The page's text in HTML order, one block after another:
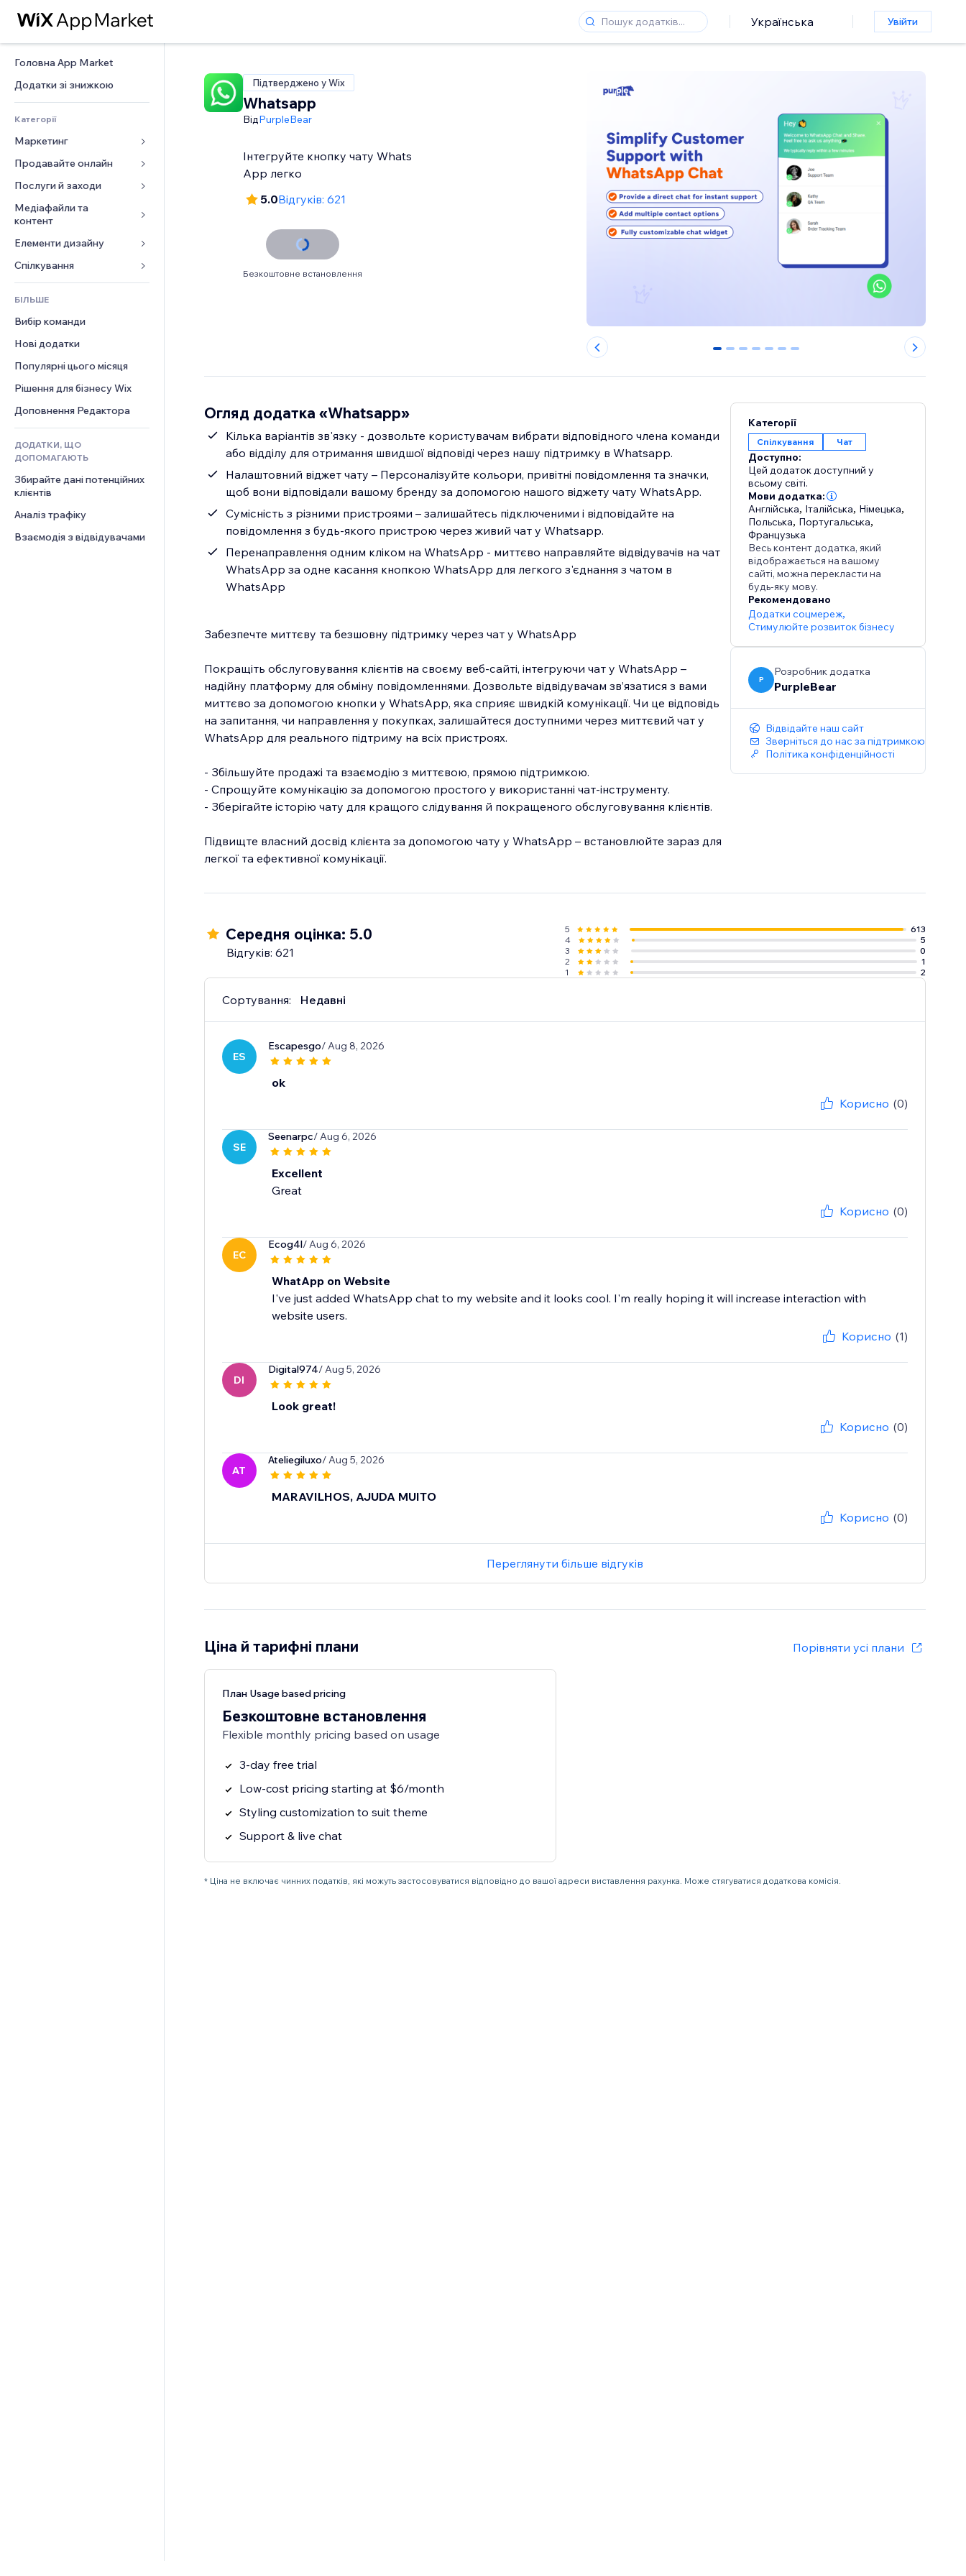
Українська Увійти
Головна App Market
Додатки зі знижкою
Категорії
Маркетинг
Реклама
Мобільний
Аналітика
Соцмережі
SEO
Залучення
Розміщення сайту
Ел. пошта
Конверсія
Продавайте онлайн
Додатки для магазинів
Надсилання та доставка
Кнопки продажу
Онлайн‑курси
Друк на замовлення
Бухгалтерський облік
Купони й лояльність
Рішення для складів
Дропшипінг
Тарифні плани й підписки
Краудфандинг
Їжа та напої
Послуги й заходи
Готелі
Заходи
Ресторани
Нерухомість
Медіафайли та
контент
Галерея
Музика
Подкасти
Фотографія
Відео
PDF
Обмін файлами
Новини
Елементи дизайну
Карти й навігація
Конфіденційність і безпека
Годинник
Шаблони сторінок
Ефекти зображення
Кнопки та меню
Банери та бейджі
Калькулятори
Пошук
Погода
Графіки й таблиці
Форми
Опитування
Чат
Коментарі
Телефон
Спільнота
Відгуки
CRM
БІЛЬШЕ
Вибір команди
Нові додатки
Популярні цього місяця
Рішення для бізнесу Wix
Доповнення Редактора
ДОДАТКИ, ЩО
ДОПОМАГАЮТЬ
Збирайте дані потенційних
клієнтів
Аналіз трафіку
Взаємодія з відвідувачами
Підтверджено у Wix
Whatsapp
ВідPurpleBear
Інтегруйте кнопку чату Whats
App легко
5.0Відгуків: 621
Безкоштовне встановлення
0 1 2 3 4 5 6
Огляд додатка «Whatsapp»
Кілька варіантів зв'язку - дозвольте користувачам вибрати відповідного члена команди
або відділу для отримання швидшої відповіді через нашу підтримку в Whatsapp.
Налаштовний віджет чату – Персоналізуйте кольори, привітні повідомлення та значки,
щоб вони відповідали вашому бренду за допомогою нашого віджету чату WhatsApp.
Сумісність з різними пристроями – залишайтесь підключеними і відповідайте на
повідомлення з будь-якого пристрою через живий чат у Whatsapp.
Перенаправлення одним кліком на WhatsApp - миттєво направляйте відвідувачів на чат
WhatsApp за одне касання кнопкою WhatsApp для легкого з'єднання з чатом в
WhatsApp
Забезпечте миттєву та безшовну підтримку через чат у WhatsApp
Покращіть обслуговування клієнтів на своєму веб-сайті, інтегруючи чат у WhatsApp –
надійну платформу для обміну повідомленнями. Дозвольте відвідувачам зв’язатися з вами
миттєво за допомогою кнопки у WhatsApp, яка сприяє швидкій комунікації. Чи це відповідь
на запитання, чи направлення у покупках, залишайтеся доступними через миттєвий чат у
WhatsApp для реального підтриму на всіх пристроях.
- Збільшуйте продажі та взаємодію з миттєвою, прямою підтримкою.
- Спрощуйте комунікацію за допомогою простого у використанні чат-інструменту.
- Зберігайте історію чату для кращого слідування й покращеного обслуговування клієнтів.
Підвищте власний досвід клієнта за допомогою чату у WhatsApp – встановлюйте зараз для
легкої та ефективної комунікації.
Категорії
Спілкування Чат
Доступно:
Цей додаток доступний у
всьому світі.
Мови додатка:
Англійська, Італійська, Німецька,
Польська, Португальська,
Французька
Весь контент додатка, який
відображається на вашому
сайті, можна перекласти на
будь-яку мову.
Рекомендовано
Додатки соцмереж,
Стимулюйте розвиток бізнесу
P
Розробник додатка
PurpleBear
Відвідайте наш сайт
Зверніться до нас за підтримкою
Політика конфіденційності
Середня оцінка: 5.0
Відгуків: 621
5
613
4
5
3
0
2
1
1
2
Сортування: Недавні
ES
Escapesgo/ Aug 8, 2026
ok
Корисно (0)
SE
Seenarpc/ Aug 6, 2026
Excellent
Great
Корисно (0)
EC
Ecog4l/ Aug 6, 2026
WhatApp on Website
I've just added WhatsApp chat to my website and it looks cool. I'm really hoping it will increase interaction with
website users.
Корисно (1)
DI
Digital974/ Aug 5, 2026
Look great!
Корисно (0)
AT
Ateliegiluxo/ Aug 5, 2026
MARAVILHOS, AJUDA MUITO
Корисно (0)
Переглянути більше відгуків
Ціна й тарифні плани Порівняти усі плани
План Usage based pricing
Безкоштовне встановлення
Flexible monthly pricing based on usage
3-day free trial
Low-cost pricing starting at $6/month
Styling customization to suit theme
Support & live chat
* Ціна не включає чинних податків, які можуть застосовуватися відповідно до вашої адреси виставлення рахунка. Може стягуватися додаткова комісія.